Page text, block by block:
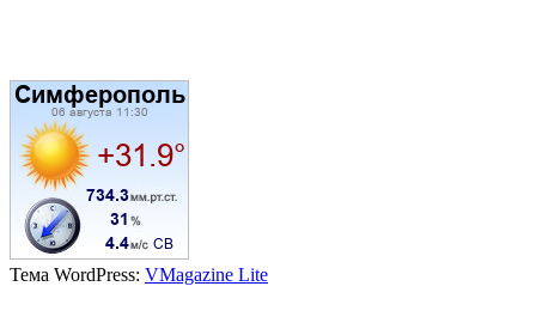
Тема WordPress: VMagazine Lite